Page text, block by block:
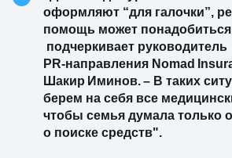
оформляют “для галочки”,
помощь может понадобиться
подчеркивает руководитель
PR‑направления Nomad
Шакир Иминов. – В таких
берем на себя все
чтобы семья думала только
о поиске средств".